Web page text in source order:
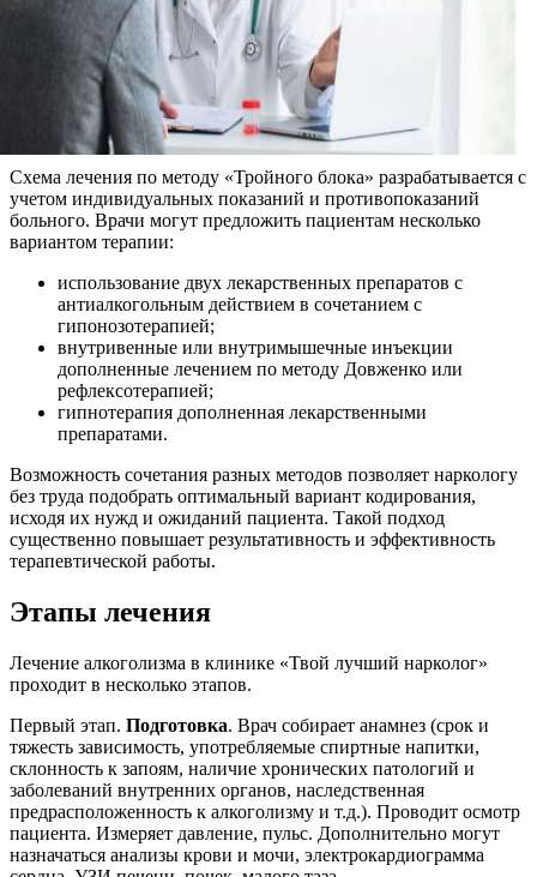
Схема лечения по методу «Тройного блока» разрабатывается с
учетом индивидуальных показаний и противопоказаний
больного. Врачи могут предложить пациентам несколько
вариантом терапии:
использование двух лекарственных препаратов с
антиалкогольным действием в сочетанием с
гипонозотерапией;
внутривенные или внутримышечные инъекции
дополненные лечением по методу Довженко или
рефлексотерапией;
гипнотерапия дополненная лекарственными
препаратами.
Возможность сочетания разных методов позволяет наркологу
без труда подобрать оптимальный вариант кодирования,
исходя их нужд и ожиданий пациента. Такой подход
существенно повышает результативность и эффективность
терапевтической работы.
Этапы лечения
Лечение алкоголизма в клинике «Твой лучший нарколог»
проходит в несколько этапов.
Первый этап. Подготовка. Врач собирает анамнез (срок и
тяжесть зависимость, употребляемые спиртные напитки,
склонность к запоям, наличие хронических патологий и
заболеваний внутренних органов, наследственная
предрасположенность к алкоголизму и т.д.). Проводит осмотр
пациента. Измеряет давление, пульс. Дополнительно могут
назначаться анализы крови и мочи, электрокардиограмма